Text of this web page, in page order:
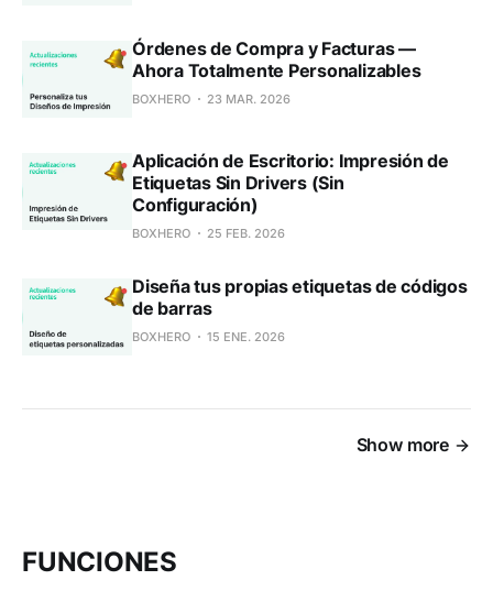
Órdenes de Compra y Facturas —
Ahora Totalmente Personalizables
BOXHERO 23 MAR. 2026
Aplicación de Escritorio: Impresión de
Etiquetas Sin Drivers (Sin
Configuración)
BOXHERO 25 FEB. 2026
Diseña tus propias etiquetas de códigos
de barras
BOXHERO 15 ENE. 2026
Show more
FUNCIONES